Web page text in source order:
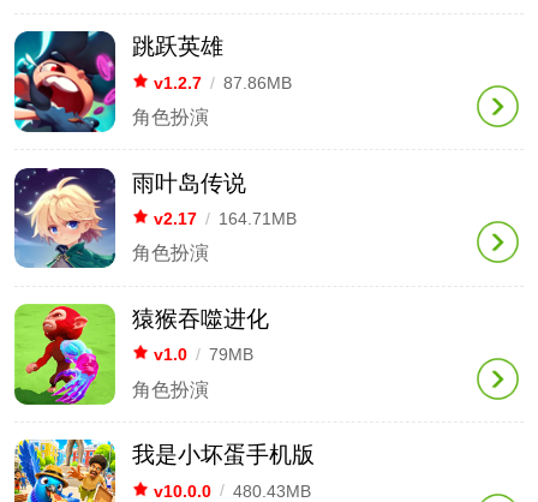
跳跃英雄
v1.2.7 / 87.86MB
角色扮演
雨叶岛传说
v2.17 / 164.71MB
角色扮演
猿猴吞噬进化
v1.0 / 79MB
角色扮演
我是小坏蛋手机版
v10.0.0 / 480.43MB